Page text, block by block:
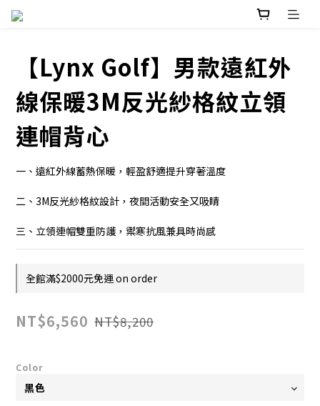
【Lynx Golf】男款遠紅外
線保暖3M反光紗格紋立領
連帽背心
一、遠紅外線蓄熱保暖，輕盈舒適提升穿著溫度
二、3M反光紗格紋設計，夜間活動安全又吸睛
三、立領連帽雙重防護，禦寒抗風兼具時尚感
全館滿$2000元免運 on order
NT$6,560 NT$8,200
Color